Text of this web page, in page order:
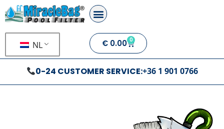
NL € 0.00 0
0-24 CUSTOMER SERVICE:+36 1 901 0766
Over ons